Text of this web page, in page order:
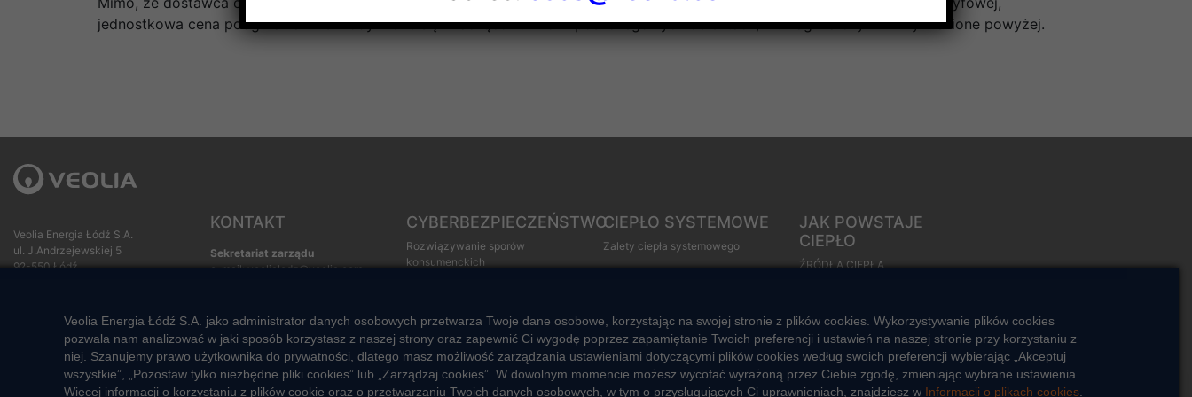
jednostkowa cena podgrzania 1m3 wody może się znacząco różnić w poszczególnych obiektach, z uwagi na czynniki wymienione powyżej.
Veolia Energia Łódź S.A.
ul. J.Andrzejewskiej 5
92-550 Łódź
KONTAKT
Sekretariat zarządu
e-mail: veolialodz@veolia.com
pon. – pt. godz. 7:00 – 16:00
(opłata zgodna z taryfą operatora)
e-mail:veolialodz-
bok@veolia.com
CYBERBEZPIECZEŃSTWO
Rozwiązywanie sporów
konsumenckich
CIEPŁO SYSTEMOWE
Zalety ciepła systemowego
Informacje ciepła systemowego
JAK POWSTAJE
CIEPŁO
ŹRÓDŁA CIEPŁA
KIERUNKI ROZWOJU SIECI
CIEPŁOWNICZEJ
CO TO JEST KOGENERACJA
Veolia Energia Łódź S.A. jako administrator danych osobowych przetwarza Twoje dane osobowe, korzystając na swojej stronie z plików cookies. Wykorzystywanie plików cookies
pozwala nam analizować w jaki sposób korzystasz z naszej strony oraz zapewnić Ci wygodę poprzez zapamiętanie Twoich preferencji i ustawień na naszej stronie przy korzystaniu z
niej. Szanujemy prawo użytkownika do prywatności, dlatego masz możliwość zarządzania ustawieniami dotyczącymi plików cookies według swoich preferencji wybierając „Akceptuj
wszystkie”, „Pozostaw tylko niezbędne pliki cookies” lub „Zarządzaj cookies”. W dowolnym momencie możesz wycofać wyrażoną przez Ciebie zgodę, zmieniając wybrane ustawienia.
Więcej informacji o korzystaniu z plików cookie oraz o przetwarzaniu Twoich danych osobowych, w tym o przysługujących Ci uprawnieniach, znajdziesz w Informacji o plikach cookies